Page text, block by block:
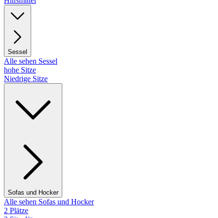
Sessel
Alle sehen Sessel
hohe Sitze
Niedrige Sitze
Sofas und Hocker
Alle sehen Sofas und Hocker
2 Plätze